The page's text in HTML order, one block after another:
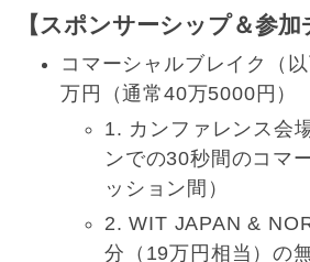
【スポンサーシップ＆参加
コマーシャルブレイク（
万円（通常40万5000円）
1. カンファレンス会
ンでの30秒間のコマ
ッション間）
2. WIT JAPAN &
分（19万円相当）の